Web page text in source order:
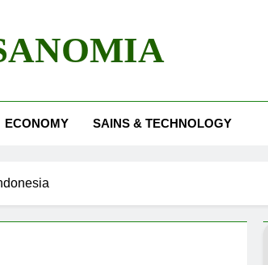
ECONOMY SAINS & TECHNOLOGY